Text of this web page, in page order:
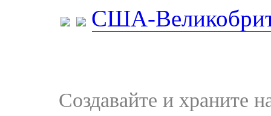
США-
Создавайте и храните